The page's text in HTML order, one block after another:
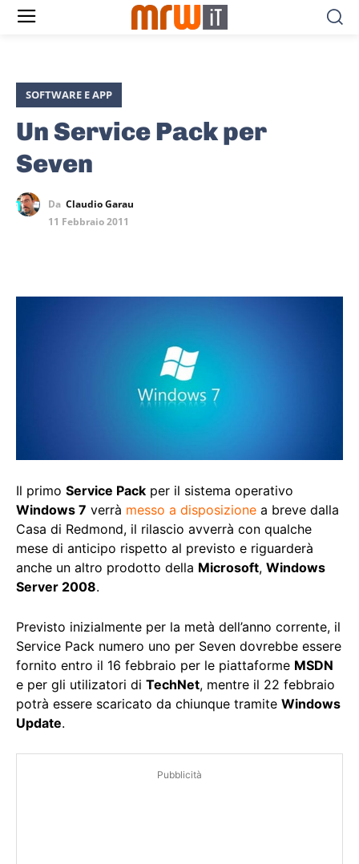
SOFTWARE E APP
Un Service Pack per
Seven
Da Claudio Garau
11 Febbraio 2011
Il primo Service Pack per il sistema operativo
Windows 7 verrà messo a disposizione a breve dalla
Casa di Redmond, il rilascio avverrà con qualche
mese di anticipo rispetto al previsto e riguarderà
anche un altro prodotto della Microsoft, Windows
Server 2008.
Previsto inizialmente per la metà dell’anno corrente, il
Service Pack numero uno per Seven dovrebbe essere
fornito entro il 16 febbraio per le piattaforme MSDN
e per gli utilizatori di TechNet, mentre il 22 febbraio
potrà essere scaricato da chiunque tramite Windows
Update.
Pubblicità